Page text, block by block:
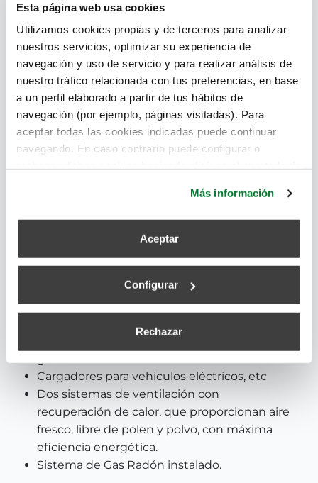
Esta página web usa cookies
Utilizamos cookies propias y de terceros para analizar
nuestros servicios, optimizar su experiencia de
navegación y uso de servicio y para realizar análisis de
nuestro tráfico relacionada con tus preferencias, en base
a un perfil elaborado a partir de tus hábitos de
navegación (por ejemplo, páginas visitadas). Para
aceptar todas las cookies indicadas puede continuar
navegando. En caso contrario puede configurar o
Más información
Aceptar
Configurar
Rechazar
bosques de proximidad como material
principal. Se monitorizará la vivienda de
factores como la presencia de formaldehídos,
COVs, gas radón, O3-ozono troposférico, CO2,
partículas de polvo en suspensión,
temperatura, humedad, consumo...
Información y
características del
Diseño libre de puentes térmicos.
Aislamiento garantizado con reciclados de
de origen vegetal.
Estanqueidad de la vivienda.
Ventanas de madera laminada con triple
Cargadores para vehiculos eléctricos, etc
Dos sistemas de ventilación con
recuperación de calor, que proporcionan aire
fresco, libre de polen y polvo, con máxima
eficiencia energética.
Sistema de Gas Radón instalado.